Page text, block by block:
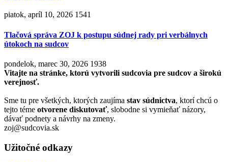
piatok, apríl 10, 2026 1541
Tlačová správa ZOJ k postupu súdnej rady pri verbálnych
útokoch na sudcov
pondelok, marec 30, 2026 1938
Vitajte na stránke, ktorú vytvorili sudcovia pre sudcov a širokú
verejnosť.
Sme tu pre všetkých, ktorých zaujíma stav súdnictva, ktorí chcú o
tejto téme otvorene diskutovať, slobodne si vymieňať názory,
dávať podnety a návrhy na zmeny.
zoj@sudcovia.sk
Užitočné odkazy